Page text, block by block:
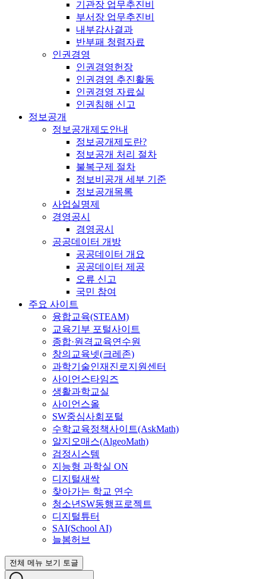
기관장 업무추진비
부서장 업무추진비
내부감사결과
반부패 청렴자료
인권경영
인권경영헌장
인권경영 추진활동
인권경영 자료실
인권침해 신고
정보공개
정보공개제도안내
정보공개제도란?
정보공개 처리 절차
불복구제 절차
정보비공개 세부 기준
정보공개목록
사업실명제
경영공시
경영공시
공공데이터 개방
공공데이터 개요
공공데이터 제공
오류 신고
국민 참여
주요 사이트
융합교육(STEAM)
교육기부 포털사이트
종합·원격교육연수원
창의교육넷(크레존)
과학기술인재진로지원센터
사이언스타임즈
생활과학교실
사이언스올
SW중심사회포털
수학교육정책사이트(AskMath)
알지오매스(AlgeoMath)
검정시스템
지능형 과학실 ON
디지털새싹
찾아가는 학교 연수
청소년SW동행프로젝트
디지털튜터
SAI(School AI)
늘봄허브
전체 메뉴 보기 토글